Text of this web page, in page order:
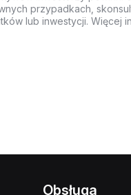
przypadkach,
lub inwestycji. Więcej
Obsługa